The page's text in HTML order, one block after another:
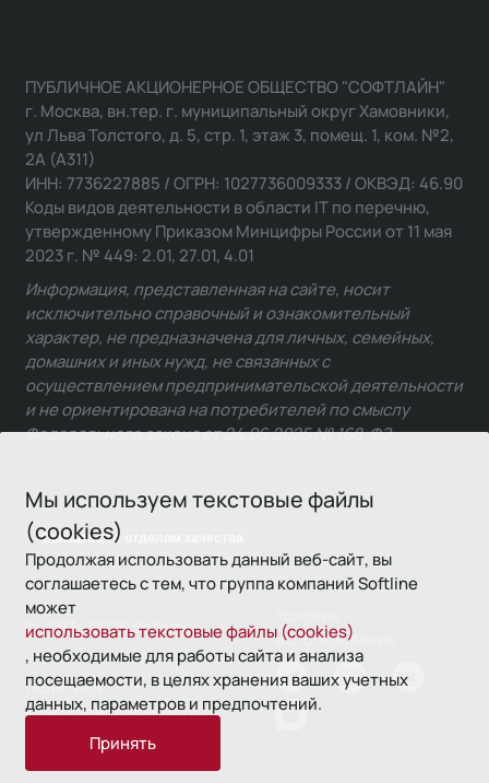
Мы используем текстовые файлы
(cookies)
Продолжая использовать данный веб-сайт, вы
соглашаетесь с тем, что группа компаний Softline
может
использовать текстовые файлы (cookies)
, необходимые для работы сайта и анализа
посещаемости, в целях хранения ваших учетных
данных, параметров и предпочтений.
Принять
Связаться с отделом качества
ПУБЛИЧНОЕ АКЦИОНЕРНОЕ ОБЩЕСТВО "СОФТЛАЙН"
г. Москва, вн.тер. г. муниципальный округ Хамовники,
ул Льва Толстого, д. 5, стр. 1, этаж 3, помещ. 1, ком. №2,
2А (А311)
ИНН: 7736227885 / ОГРН: 1027736009333 / ОКВЭД: 46.90
Коды видов деятельности в области IT по перечню,
утвержденному Приказом Минцифры России от 11 мая
2023 г. № 449: 2.01, 27.01, 4.01
Информация, представленная на сайте, носит
исключительно справочный и ознакомительный
характер, не предназначена для личных, семейных,
домашних и иных нужд, не связанных с
осуществлением предпринимательской деятельности
и не ориентирована на потребителей по смыслу
Федерального закона от 24.06.2025 № 168-ФЗ.
© 1993—2026 Softline
использования
Политика
конфиденциальности